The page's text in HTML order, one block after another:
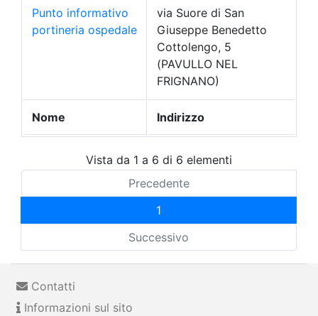
Punto informativo
portineria ospedale
via Suore di San
Giuseppe Benedetto
Cottolengo, 5
(PAVULLO NEL
FRIGNANO)
Nome Indirizzo
Vista da 1 a 6 di 6 elementi
Precedente
1
Successivo
Contatti
Informazioni sul sito